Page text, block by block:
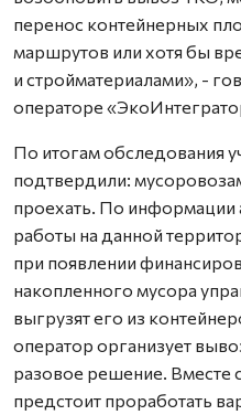
перенос контейнерных
маршрутов или хотя бы
и стройматериалами», -
операторе
По итогам обследования
подтвердили:
проехать. По
работы на данной
при появлении
накопленного мусора
выгрузят его из
оператор организует
разовое решение.
предстоит проработать